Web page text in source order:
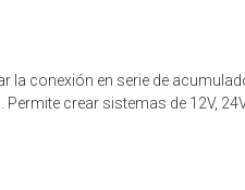
la conexión en serie de
Permite crear sistemas de 12V,